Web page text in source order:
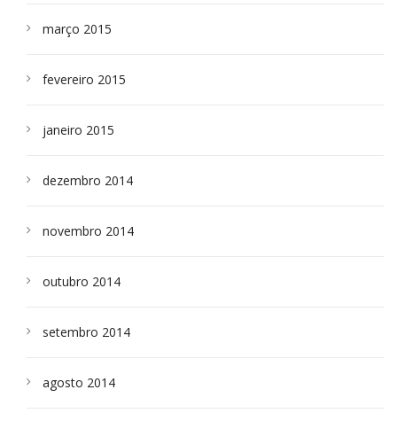
março 2015
fevereiro 2015
janeiro 2015
dezembro 2014
novembro 2014
outubro 2014
setembro 2014
agosto 2014